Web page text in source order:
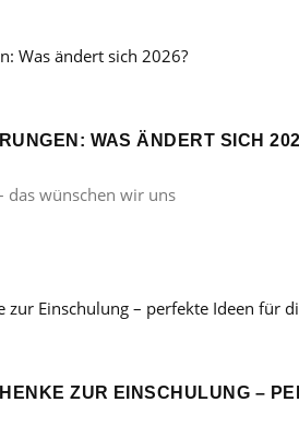
WAS ÄNDERT SICH
das wünschen wir uns
ZUR EINSCHULUNG –